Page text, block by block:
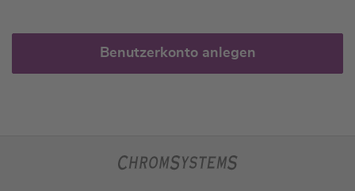
Benutzerkonto anlegen